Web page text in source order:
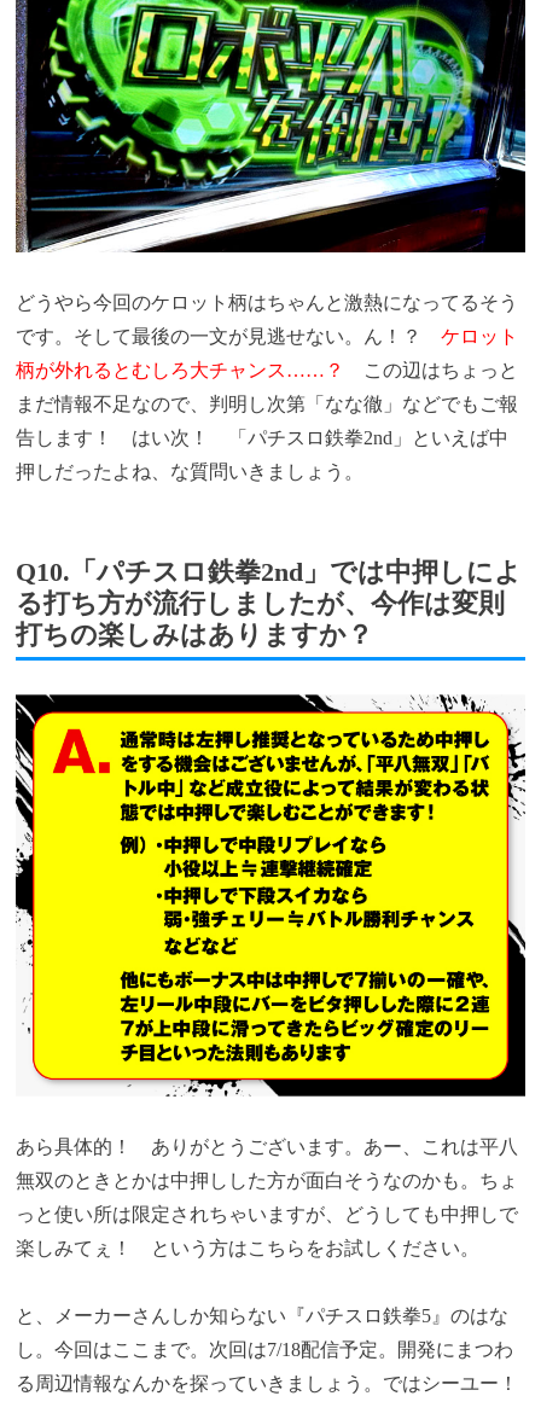
どうやら今回のケロット柄はちゃんと激熱になってるそう
です。そして最後の一文が見逃せない。ん！？ケロット
柄が外れるとむしろ大チャンス……？
この辺はちょっと
まだ情報不足なので、判明し次第「なな徹」などでもご報
告します！ はい次！ 「パチスロ鉄拳2nd」といえば中
押しだったよね、な質問いきましょう。
Q10.「パチスロ鉄拳2nd」では中押しによ
る打ち方が流行しましたが、今作は変則
打ちの楽しみはありますか？
あら具体的！ ありがとうございます。あー、これは平八
無双のときとかは中押しした方が面白そうなのかも。ちょ
っと使い所は限定されちゃいますが、どうしても中押しで
楽しみてぇ！ という方はこちらをお試しください。
と、メーカーさんしか知らない『パチスロ鉄拳5』のはな
し。今回はここまで。次回は7/18配信予定。開発にまつわ
る周辺情報なんかを探っていきましょう。ではシーユー！